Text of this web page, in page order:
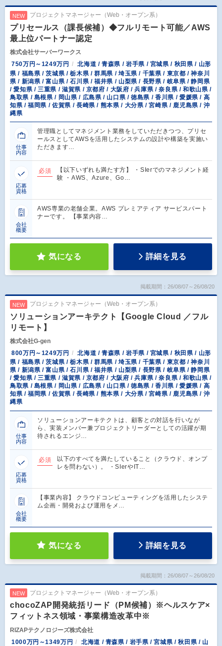
NEW プロジェクトマネージャー（Web・オープン系）
プリセールス（課長候補）◆フルリモート可能／AWS
最上位パートナー認定
株式会社サーバーワークス
750万円～1249万円
北海道 / 青森県 / 岩手県 / 宮城県 / 秋田県 / 山形
県 / 福島県 / 茨城県 / 栃木県 / 群馬県 / 埼玉県 / 千葉県 / 東京都 / 神奈川
県 / 新潟県 / 富山県 / 石川県 / 福井県 / 山梨県 / 長野県 / 岐阜県 / 静岡県
/ 愛知県 / 三重県 / 滋賀県 / 京都府 / 大阪府 / 兵庫県 / 奈良県 / 和歌山県 /
鳥取県 / 島根県 / 岡山県 / 広島県 / 山口県 / 徳島県 / 香川県 / 愛媛県 / 高
知県 / 福岡県 / 佐賀県 / 長崎県 / 熊本県 / 大分県 / 宮崎県 / 鹿児島県 / 沖
縄県
仕事
内容
管理職としてマネジメント業務をしていただきつつ、プリセ
ールスとしてAWSを活用したシステムの設計や構築を実施い
ただきます…
応募
資格
必須
【以下いずれも満たす方】 ・SIerでのマネジメント経
験 ・AWS、Azure、Go…
会社
概要
AWS専業の老舗企業。AWS プレミアティア サービスパート
ナーです。 【事業内容…
気になる 詳細を見る
掲載期間：26/08/07～26/08/20
NEW プロジェクトマネージャー（Web・オープン系）
ソリューションアーキテクト【Google Cloud ／フル
リモート】
株式会社G-gen
800万円～1249万円
北海道 / 青森県 / 岩手県 / 宮城県 / 秋田県 / 山形
県 / 福島県 / 茨城県 / 栃木県 / 群馬県 / 埼玉県 / 千葉県 / 東京都 / 神奈川
県 / 新潟県 / 富山県 / 石川県 / 福井県 / 山梨県 / 長野県 / 岐阜県 / 静岡県
/ 愛知県 / 三重県 / 滋賀県 / 京都府 / 大阪府 / 兵庫県 / 奈良県 / 和歌山県 /
鳥取県 / 島根県 / 岡山県 / 広島県 / 山口県 / 徳島県 / 香川県 / 愛媛県 / 高
知県 / 福岡県 / 佐賀県 / 長崎県 / 熊本県 / 大分県 / 宮崎県 / 鹿児島県 / 沖
縄県
仕事
内容
ソリューションアーキテクトは、顧客との対話を行いなが
ら、実装メンバー兼プロジェクトリーダーとしての活躍が期
待されるエンジ…
応募
資格
必須
以下のすべてを満たしていること（クラウド、オンプ
レを問わない）。 ・SIerやIT…
会社
概要
【事業内容】 クラウドコンピューティングを活用したシステ
ム企画・開発および運用をメ…
気になる 詳細を見る
掲載期間：26/08/07～26/08/20
NEW プロジェクトマネージャー（Web・オープン系）
chocoZAP開発統括リード（PM候補）※ヘルスケア×
フィットネス領域・事業構造改革中※
RIZAPテクノロジーズ株式会社
1000万円～1349万円
北海道 / 青森県 / 岩手県 / 宮城県 / 秋田県 / 山